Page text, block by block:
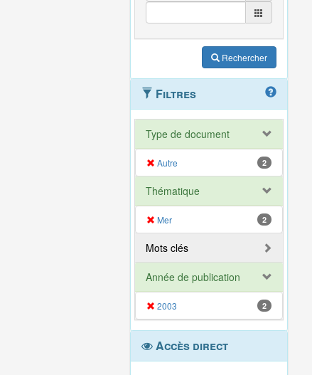
Rechercher
Filtres
Type de document
Autre 2
Thématique
Mer 2
Mots clés
Année de publication
2003 2
Accès direct